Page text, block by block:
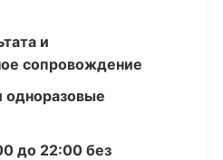
и
сопровождение
одноразовые
до 22:00 без